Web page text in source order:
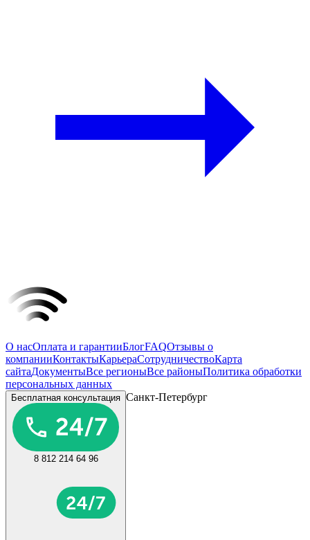
О насОплата и гарантииБлогFAQОтзывы о
компанииКонтактыКарьераСотрудничествоКарта
сайтаДокументыВсе регионыВсе районыПолитика обработки
персональных данных
Бесплатная консультация
8 812 214 64 96
Санкт-Петербург